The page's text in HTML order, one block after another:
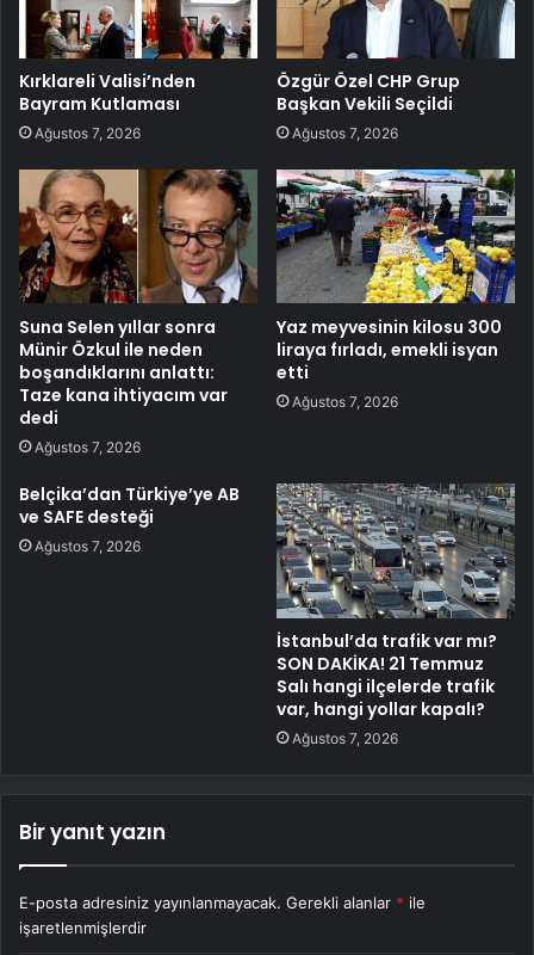
Kırklareli Valisi’nden
Bayram Kutlaması
Ağustos 7, 2026
Özgür Özel CHP Grup
Başkan Vekili Seçildi
Ağustos 7, 2026
Suna Selen yıllar sonra
Münir Özkul ile neden
boşandıklarını anlattı:
Taze kana ihtiyacım var
dedi
Ağustos 7, 2026
Yaz meyvesinin kilosu 300
liraya fırladı, emekli isyan
etti
Ağustos 7, 2026
Belçika’dan Türkiye’ye AB
ve SAFE desteği
Ağustos 7, 2026
İstanbul’da trafik var mı?
SON DAKİKA! 21 Temmuz
Salı hangi ilçelerde trafik
var, hangi yollar kapalı?
Ağustos 7, 2026
Bir yanıt yazın
E-posta adresiniz yayınlanmayacak. Gerekli alanlar * ile
işaretlenmişlerdir